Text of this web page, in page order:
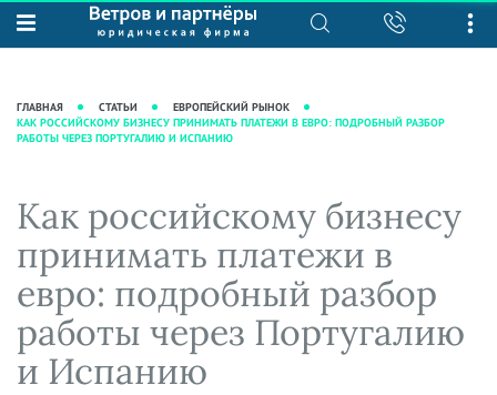
О нас
Рекомендации
Преимущества юридической
фирмы
Кейсы
Вакансии
Юридические услуги
Ведение судебных дел
Интеллектуальная собственность
Налоговая практика
Сопровождение бизнеса
Ведение уголовных дел
Защита активов
Ведение дел о банкротстве
База знаний
Журнал "Секреты арбитражной
практики"
Аудиоподкасты
Видеоподкасты
Справочная
Вопросы-ответы
Вебинары и семинары
ГЛАВНАЯ СТАТЬИ
ЕВРОПЕЙСКИЙ РЫНОК
КАК РОССИЙСКОМУ БИЗНЕСУ ПРИНИМАТЬ ПЛАТЕЖИ В ЕВРО: ПОДРОБНЫЙ РАЗБОР
РАБОТЫ ЧЕРЕЗ ПОРТУГАЛИЮ И ИСПАНИЮ
Как российскому бизнесу
принимать платежи в
евро: подробный разбор
работы через Португалию
и Испанию